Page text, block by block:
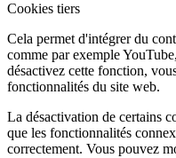
Cookies tiers
Cela permet d'intégrer du
comme par exemple
désactivez cette fonction,
fonctionnalités du site web.
La désactivation de certains
que les fonctionnalités
correctement. Vous pouvez